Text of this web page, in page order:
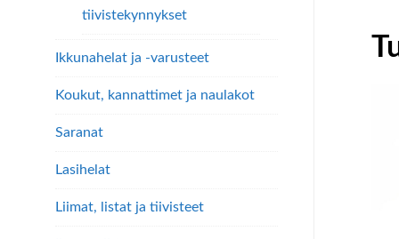
tiivistekynnykset
Ikkunahelat ja -varusteet
Koukut, kannattimet ja naulakot
Saranat
Lasihelat
Liimat, listat ja tiivisteet